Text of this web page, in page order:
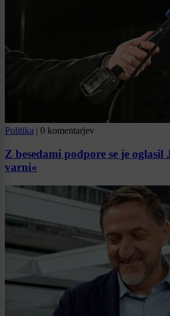
Politika | 0 komentarjev
Z besedami podpore se je oglasil
varni«